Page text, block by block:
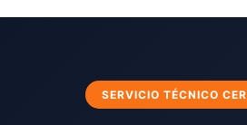
SERVICIO TÉCNICO